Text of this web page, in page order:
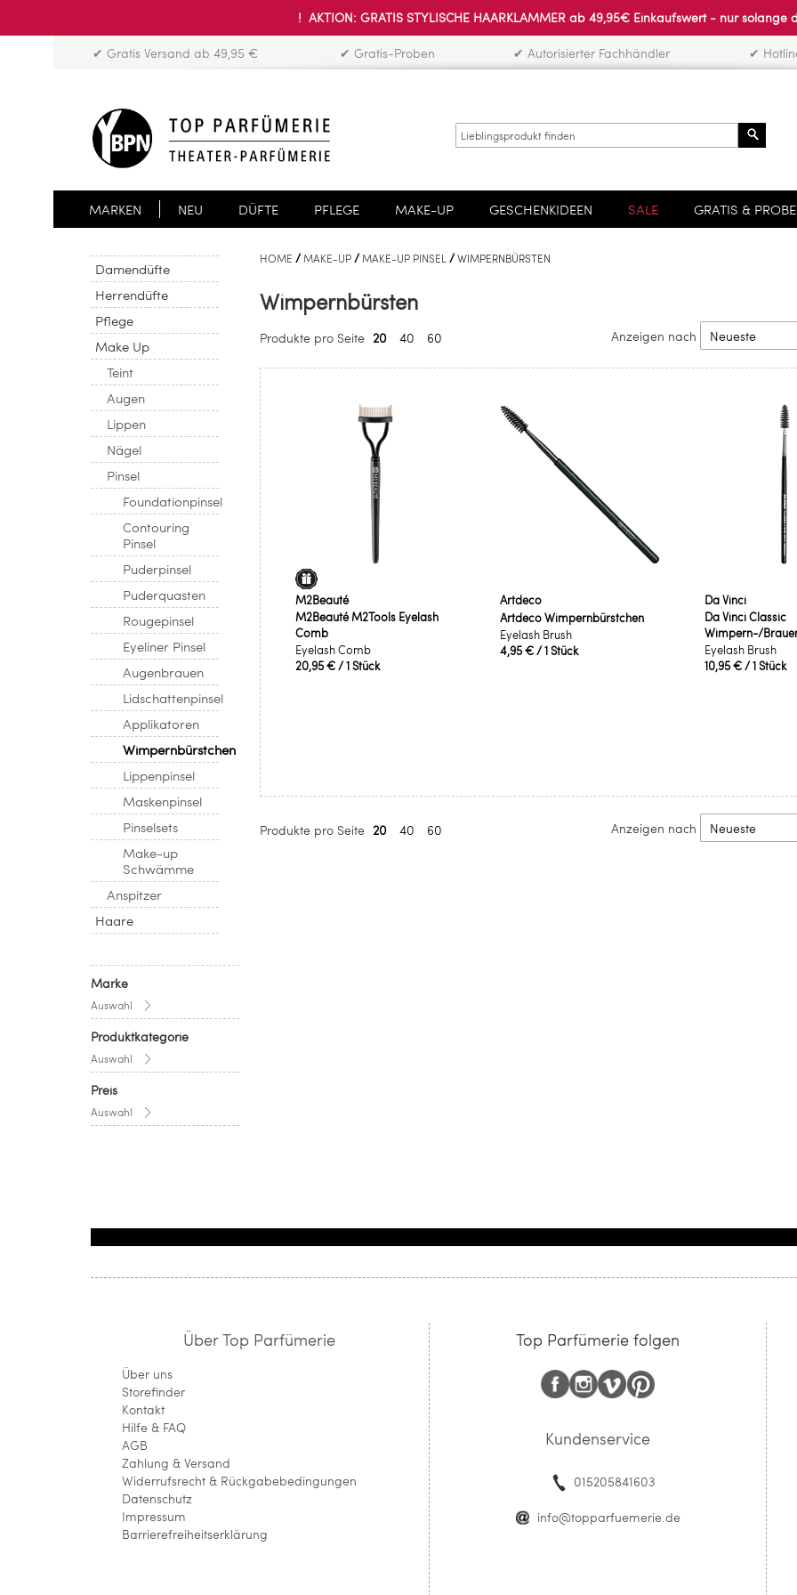
! AKTION: GRATIS STYLISCHE HAARKLAMMER ab 49,95€ Einkaufswert - nur solange
✔ Gratis Versand ab 49,95 € ✔ Gratis-Proben ✔ Autorisierter Fachhändler ✔
MARKEN NEU DÜFTE PFLEGE MAKE-UP GESCHENKIDEEN SALE GRATIS &
HOME MAKE-UP MAKE-UP PINSEL WIMPERNBÜRSTEN
Wimpernbürsten
Produkte pro Seite 20 40 60 Anzeigen nach
M2Beauté
M2Beauté M2Tools Eyelash
Comb
Eyelash Comb
20,95 €/ 1 Stück
Artdeco
Artdeco Wimpernbürstchen
Eyelash Brush
4,95 €/ 1 Stück
Da Vinci
Da Vinci Classic
Wimpern-/
Eyelash Brush
10,95 €/ 1 Stück
Produkte pro Seite 20 40 60 Anzeigen nach
Damendüfte
Herrendüfte
Pflege
Make Up
Teint
Augen
Lippen
Nägel
Pinsel
Foundationpinsel
Contouring
Pinsel
Puderpinsel
Puderquasten
Rougepinsel
Eyeliner Pinsel
Augenbrauen
Lidschattenpinsel
Applikatoren
Wimpernbürstchen
Lippenpinsel
Maskenpinsel
Pinselsets
Make-up
Schwämme
Anspitzer
Haare
Marke
Auswahl
Produktkategorie
Auswahl
Preis
Auswahl
Über Top Parfümerie
Über uns
Storefinder
Kontakt
Hilfe & FAQ
AGB
Zahlung & Versand
Widerrufsrecht & Rückgabebedingungen
Datenschutz
Impressum
Barrierefreiheitserklärung
Top Parfümerie folgen
Kundenservice
015205841603
info@topparfuemerie.de